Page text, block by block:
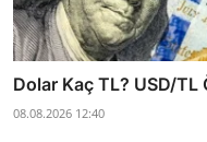
Dolar Kaç TL? USD/
08.08.2026 12:40